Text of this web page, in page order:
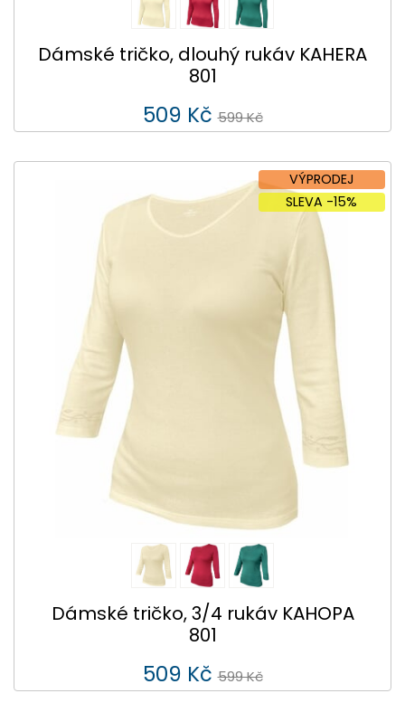
Dámské tričko, dlouhý rukáv KAHERA
801
509 Kč 599 Kč
VÝPRODEJ
SLEVA -15%
Dámské tričko, 3/4 rukáv KAHOPA
801
509 Kč 599 Kč